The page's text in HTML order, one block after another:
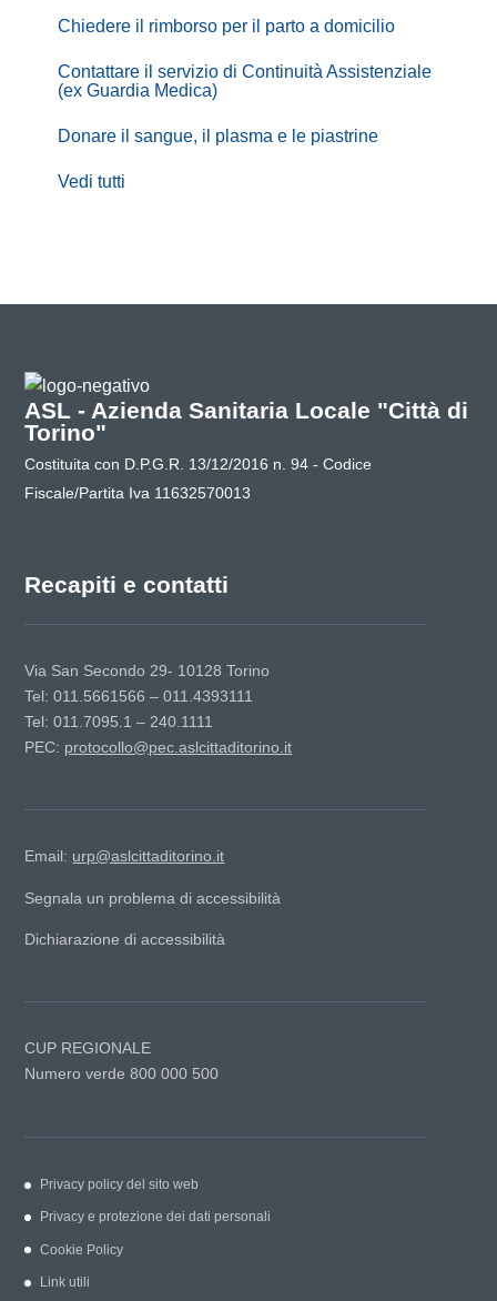
Chiedere il rimborso per il parto a domicilio
Contattare il servizio di Continuità Assistenziale
(ex Guardia Medica)
Donare il sangue, il plasma e le piastrine
Vedi tutti
ASL - Azienda Sanitaria Locale "Città di
Torino"
Costituita con D.P.G.R. 13/12/2016 n. 94 - Codice
Fiscale/Partita Iva 11632570013
Recapiti e contatti
Via San Secondo 29- 10128 Torino
Tel: 011.5661566 – 011.4393111
Tel: 011.7095.1 – 240.1111
PEC: protocollo@pec.aslcittaditorino.it
Email: urp@aslcittaditorino.it
Segnala un problema di accessibilità
Dichiarazione di accessibilità
CUP REGIONALE
Numero verde 800 000 500
Privacy policy del sito web
Privacy e protezione dei dati personali
Cookie Policy
Link utili